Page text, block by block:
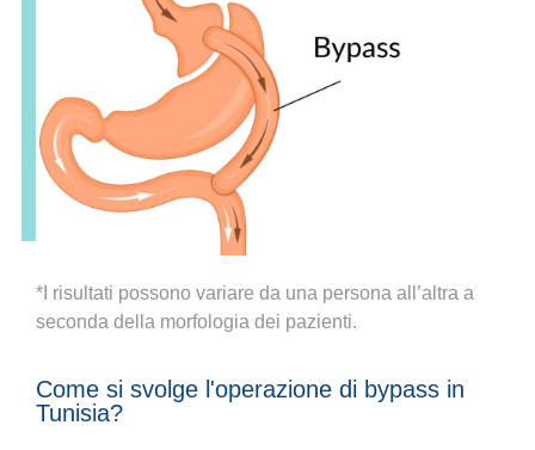
*I risultati possono variare da una persona all’altra a
seconda della morfologia dei pazienti.
Come si svolge l'operazione di bypass in
Tunisia?